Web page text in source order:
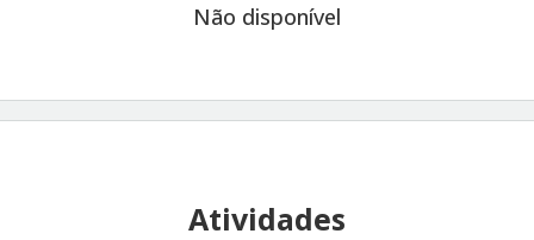
Não disponível
Atividades